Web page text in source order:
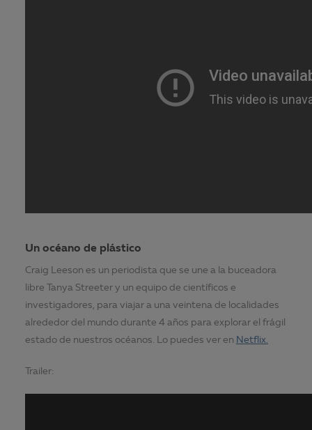
Un océano de plástico
Craig Leeson es un periodista que se une a la buceadora
libre Tanya Streeter y un equipo de científicos e
investigadores, para viajar a una veintena de localidades
alrededor del mundo durante 4 años para explorar el frágil
estado de nuestros océanos. Lo puedes ver en Netflix.
Trailer: